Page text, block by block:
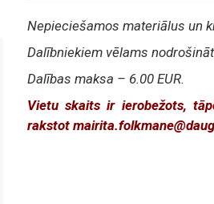
Nepieciešamos materiālus un
Dalībniekiem vēlams
Dalības maksa – 6.00 EUR.
Vietu skaits ir ierobežots,
rakstot